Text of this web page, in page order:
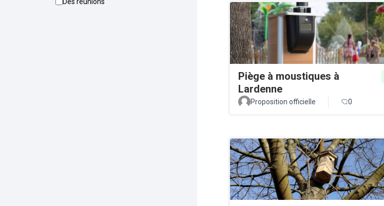
Piège à moustiques à
Lardenne
Proposition officielle 0